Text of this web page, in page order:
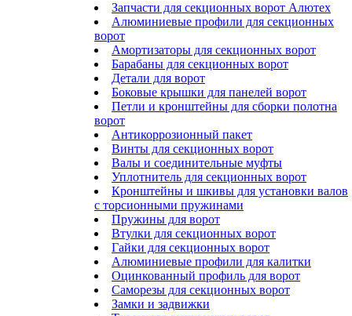
Запчасти для секционных ворот Алютех
Алюминиевые профили для секционных
ворот
Амортизаторы для секционных ворот
Барабаны для секционных ворот
Детали для ворот
Боковые крышки для панелей ворот
Петли и кронштейны для сборки полотна
ворот
Антикоррозионный пакет
Винты для секционных ворот
Валы и соединительные муфты
Уплотнитель для секционных ворот
Кронштейны и шкивы для установки валов
с торсионными пружинами
Пружины для ворот
Втулки для секционных ворот
Гайки для секционных ворот
Алюминиевые профили для калитки
Оцинкованный профиль для ворот
Саморезы для секционных ворот
Замки и задвижки